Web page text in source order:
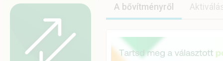
A bővítményről